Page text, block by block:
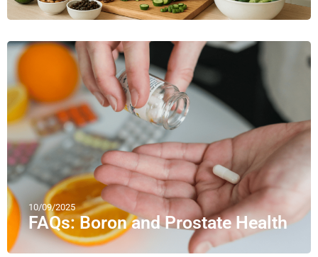
10/09/2025
FAQs: Boron and Prostate Health